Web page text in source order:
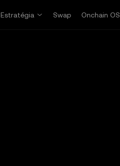
Estratégia Swap Onchain OS